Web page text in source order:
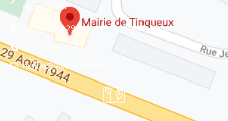
municipaux
Avenue du 29 Août 1944, 51430 Tinqueux
03 26 08 23 45
mairie@ville-tinqueux.fr